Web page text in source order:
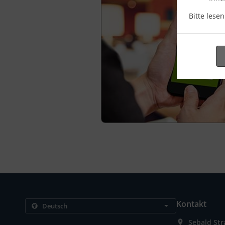
Bitte
Kontakt
Sebald